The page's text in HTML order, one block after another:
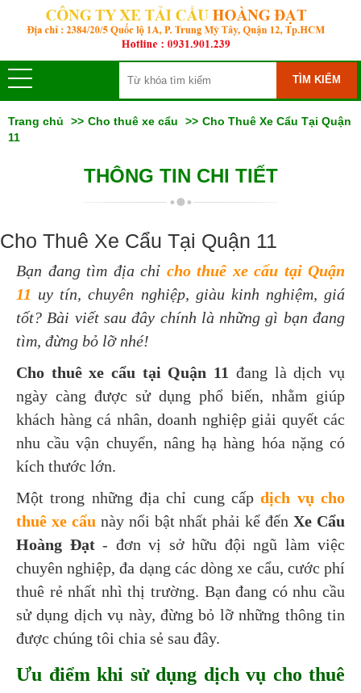
TÌM KIẾM
Trang chủ Cho thuê xe cẩu
Cho Thuê Xe Cẩu Tại Quận
11
THÔNG TIN CHI TIẾT
Cho Thuê Xe Cẩu Tại Quận 11
Bạn đang tìm địa chỉ cho thuê xe cẩu tại Quận
11 uy tín, chuyên nghiệp, giàu kinh nghiệm, giá
tốt? Bài viết sau đây chính là những gì bạn đang
tìm, đừng bỏ lỡ nhé!
Cho thuê xe cẩu tại Quận 11 đang là dịch vụ
ngày càng được sử dụng phổ biến, nhằm giúp
khách hàng cá nhân, doanh nghiệp giải quyết các
nhu cầu vận chuyển, nâng hạ hàng hóa nặng có
kích thước lớn.
Một trong những địa chỉ cung cấpdịch vụ cho
thuê xe cẩu này nổi bật nhất phải kể đếnXe Cẩu
Hoàng Đạt- đơn vị sở hữu đội ngũ làm việc
chuyên nghiệp, đa dạng các dòng xe cẩu, cước phí
thuê rẻ nhất nhì thị trường. Bạn đang có nhu cầu
sử dụng dịch vụ này, đừng bỏ lỡ những thông tin
được chúng tôi chia sẻ sau đây.
Ưu điểm khi sử dụng dịch vụ cho thuê